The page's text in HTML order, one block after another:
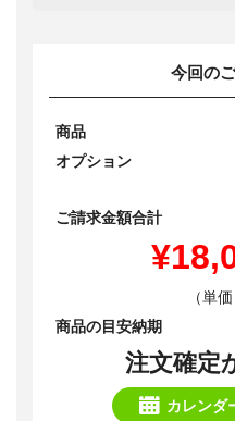
今回の
商品
オプション
ご請求金額合計
（単
商品の目安納期
注文確定
カレンダ